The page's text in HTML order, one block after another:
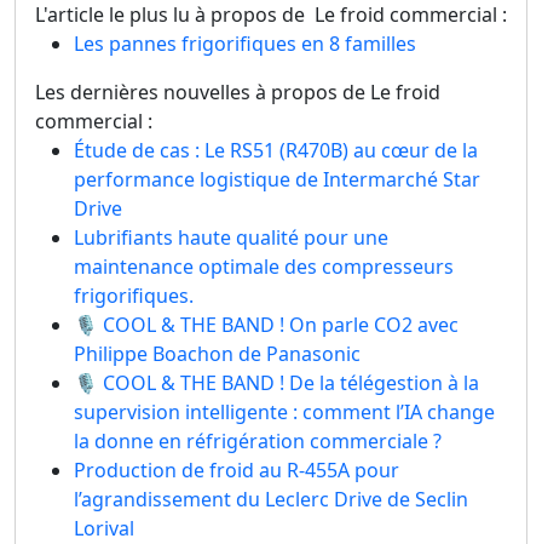
L'article le plus lu à propos de Le froid commercial :
Les pannes frigorifiques en 8 familles
Les dernières nouvelles à propos de Le froid
commercial :
Étude de cas : Le RS51 (R470B) au cœur de la
performance logistique de Intermarché Star
Drive
Lubrifiants haute qualité pour une
maintenance optimale des compresseurs
frigorifiques.
🎙️ COOL & THE BAND ! On parle CO2 avec
Philippe Boachon de Panasonic
🎙️ COOL & THE BAND ! De la télégestion à la
supervision intelligente : comment l’IA change
la donne en réfrigération commerciale ?
Production de froid au R-455A pour
l’agrandissement du Leclerc Drive de Seclin
Lorival